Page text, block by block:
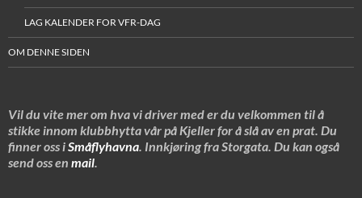
LAG KALENDER FOR VFR-DAG
OM DENNE SIDEN
Vil du vite mer om hva vi driver med er du velkommen til å
stikke innom klubbhytta vår på Kjeller for å slå av en prat. Du
finner oss iSmåflyhavna. Innkjøring fra Storgata. Du kan også
send oss en mail.